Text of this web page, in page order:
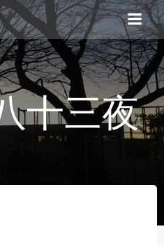
コ
ン
テ
ン
ツ
へ
ス
キ 十三夜